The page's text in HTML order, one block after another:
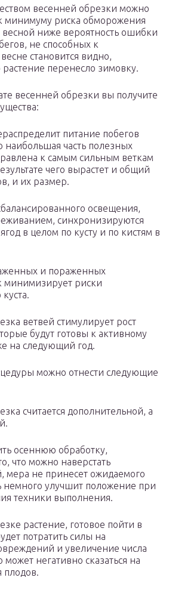
весенней обрезки можно
минимуму риска обморожения
весной ниже вероятность ошибки
не способных к
становится видно,
перенесло зимовку.
весенней обрезки вы получите
питание побегов
наибольшая часть полезных
к самым сильным веткам
чего вырастет и общий
и их размер.
освещения,
синхронизируются
в целом по кусту и по кистям в
и пораженных
минимизирует риски
ветвей стимулирует рост
будут готовы к активному
на следующий год.
можно отнести следующие
считается дополнительной, а
осеннюю обработку,
что можно наверстать
мера не принесет ожидаемого
немного улучшит положение при
техники выполнения.
растение, готовое пойти в
потратить силы на
и увеличение числа
может негативно сказаться на
плодов.